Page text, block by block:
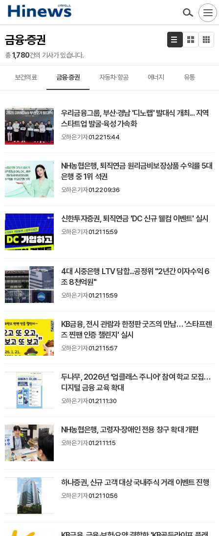
금융·증권
총1,780건의 기사가 있습니다.
보건의료 금융·증권 자동차·항공 에너지 유통
우리금융그룹, 부산·경남 '디노랩' 발대식 개최... 지역
스타트업 발굴·육성 가속화
오하은 기자01.22 15:44
NH농협은행, 퇴직연금 원리금비보장상품 수익률 5대
은행 중 1위 석권
오하은 기자01.22 09:36
신한투자증권, 퇴직연금 'DC 신규 웰컴 이벤트' 실시
오하은 기자01.21 15:59
4대 시중은행 LTV 담합...공정위 "2년간 이자수익 6
조 8천억원"
오하은 기자01.21 15:59
KB금융, 전시 관람과 한정판 굿즈의 만남… '스타프렌
즈 찐팬 인증 챌린지' 실시
오하은 기자01.21 15:57
두나무, 2026년 ‘업클래스 주니어’ 참여 학교 모집…
디지털 금융 교육 확대
오하은 기자01.21 11:30
NH농협은행, 고령자·장애인 전용 창구 확대 개편
오하은 기자01.21 11:15
하나증권, 신규 고객 대상 국내주식 거래 이벤트 진행
오하은 기자01.21 10:56